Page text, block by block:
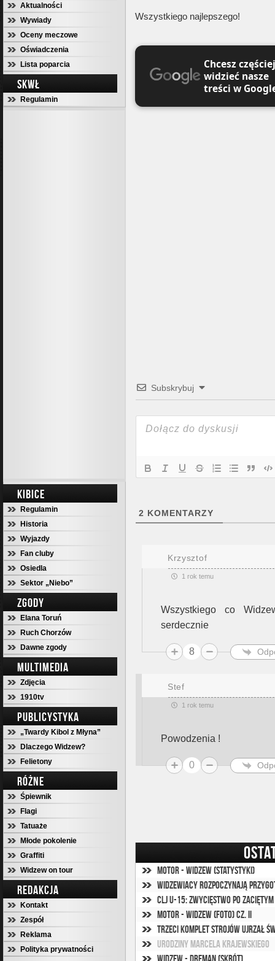
Aktualności
Wywiady
Oceny meczowe
Oświadczenia
Lista poparcia
SKWŁ
Regulamin
KIBICE
Regulamin
Historia
Wyjazdy
Fan cluby
Osiedla
Sektor „Niebo”
ZGODY
Elana Toruń
Ruch Chorzów
Dawne zgody
MULTIMEDIA
Zdjęcia
1910tv
PUBLICYSTYKA
„Twardy Kibol z Młyna”
Dlaczego Widzew?
Felietony
RÓŻNE
Śpiewnik
Flagi
Tatuaże
Młode pokolenie
Graffiti
Widzew on tour
REDAKCJA
Kontakt
Zespół
Reklama
Polityka prywatności
Wszystkiego najlepszego!
Chcesz częściej
widzieć nasze
treści w
Subskrybuj
2 KOMENTARZY
Krzysztof
1 rok temu
Wszystkiego co
serdecznie
8
Stef
1 rok temu
Powodzenia !
0
Motor - Widzew (statystyki)
Widzewiacy rozpoczynają
CLJ U-15: Zwycięstwo po
Motor - Widzew (foto) cz. II
Trzeci komplet strojów ujrzał
Urodziny Marcela Krajewskiego
Widzew - Dreman (skrót)